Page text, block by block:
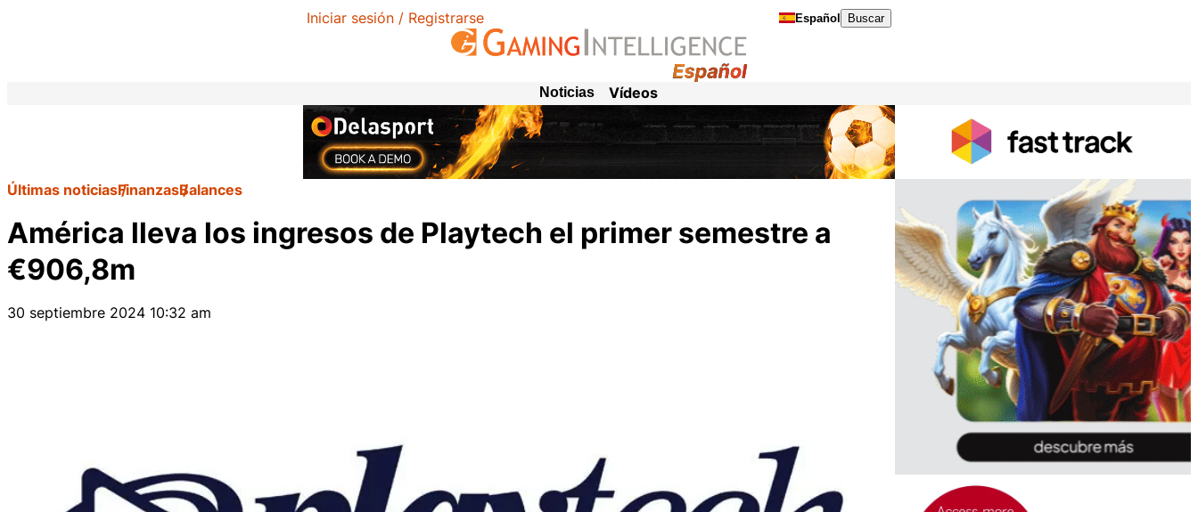
Iniciar sesión / Registrarse Español Buscar
Noticias Vídeos
Últimas noticiasFinanzasBalances
América lleva los ingresos de Playtech el primer semestre a
€906,8m
30 septiembre 2024 10:32 am